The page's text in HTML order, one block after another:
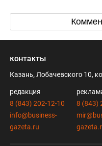
контакты
Казань, Лобачевского 10,
редакция
8 (843) 202-12-10
info@business-
gazeta.ru
8 (843)